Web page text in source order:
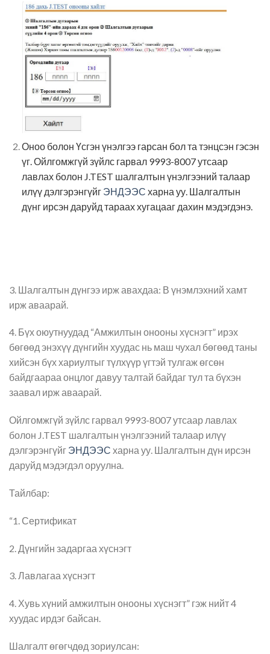
Оноо болон Үсгэн үнэлгээ гарсан бол та тэнцсэн гэсэн
үг. Ойлгомжгүй зүйлс гарвал 9993-8007 утсаар
лавлах болон J.TEST шалгалтын үнэлгээний талаар
илүү дэлгэрэнгүйг ЭНДЭЭС харна уу. Шалгалтын
дүнг ирсэн даруйд тараах хугацааг дахин мэдэгдэнэ.
3. Шалгалтын дүнгээ ирж авахдаа: В үнэмлэхний хамт
ирж аваарай.
4. Бүх оюутнуудад “Амжилтын онооны хүснэгт” ирэх
бөгөөд энэхүү дүнгийн хуудас нь маш чухал бөгөөд таны
хийсэн бүх хариултыг түлхүүр үгтэй тулгаж өгсөн
байдгаараа онцлог давуу талтай байдаг тул та бүхэн
заавал ирж аваарай.
Ойлгомжгүй зүйлс гарвал 9993-8007 утсаар лавлах
болон J.TEST шалгалтын үнэлгээний талаар илүү
дэлгэрэнгүйг ЭНДЭЭС харна уу. Шалгалтын дүн ирсэн
даруйд мэдэгдэл оруулна.
Тайлбар:
“1. Сертификат
2. Дүнгийн задаргаа хүснэгт
3. Лавлагаа хүснэгт
4. Хувь хүний амжилтын онооны хүснэгт” гэж нийт 4
хуудас ирдэг байсан.
Шалгалт өгөгчдөд зориулсан: